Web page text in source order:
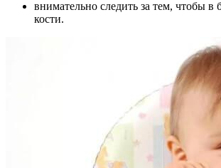
внимательно следить за тем, чтобы в
кости.